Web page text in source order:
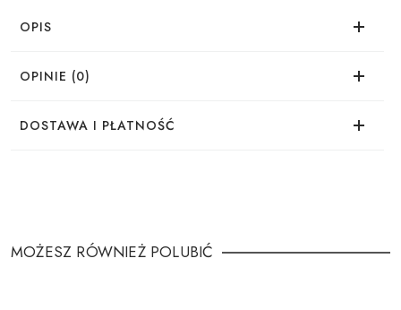
OPIS
OPINIE (0)
Brak opinii dla tego produktu.
DOSTAWA I PŁATNOŚĆ
Poprzez koszyk na stronie internetowej;
MOŻESZ RÓWNIEŻ POLUBIĆ